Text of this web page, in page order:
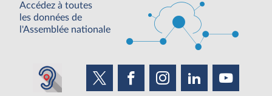
Accédez à toutes
les données de
l'Assemblée nationale